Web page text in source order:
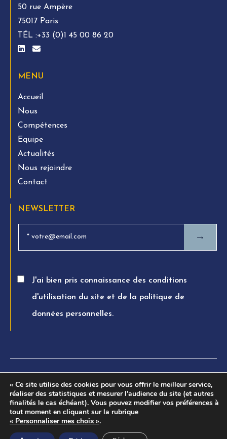
50 rue Ampère
75017 Paris
TÉL :+33 (0)1 45 00 86 20
MENU
Accueil
Nous
Compétences
Equipe
Actualités
Nous rejoindre
Contact
NEWSLETTER
→
J'ai bien pris connaissance des conditions
d'utilisation du site et de la politique de
données personnelles.
Charte éthique
Mentions légales
« Ce site utilise des cookies pour vous offrir le meilleur service,
réaliser des statistiques et mesurer l'audience du site (et autres
finalités le cas échéant). Vous pouvez modifier vos préférences à
tout moment en cliquant sur la rubrique
« Personnaliser mes choix ».